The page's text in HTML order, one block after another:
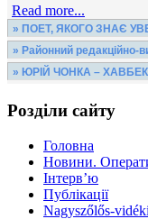
Read more...
» ПОЕТ, ЯКОГО ЗНАЄ
Я тримаю в руках ІV
Read more...
» Районний редакційно-
Комунальне
» ЮРІЙ ЧОНКА –
Read more...
Розділи сайту
Головна
Новини.
Інтерв’ю
Публікації
Nagyszőlős-